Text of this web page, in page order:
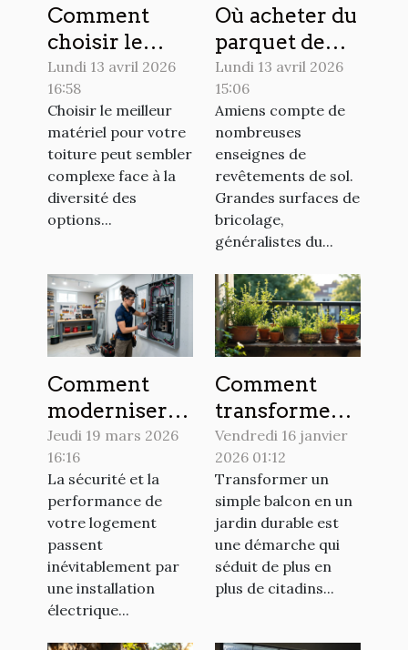
Comment
choisir le
meilleur
matériel pour
votre toiture
?
Lundi 13 avril 2026
16:58
Choisir le meilleur
matériel pour votre
toiture peut sembler
complexe face à la
diversité des
options...
Où acheter du
parquet de
qualité à
Amiens ?
Lundi 13 avril 2026
15:06
Amiens compte de
nombreuses
enseignes de
revêtements de sol.
Grandes surfaces de
bricolage,
généralistes du...
Comment
moderniser
votre
installation
électrique
domestique ?
Jeudi 19 mars 2026
16:16
La sécurité et la
performance de
votre logement
passent
inévitablement par
une installation
électrique...
Comment
transformer
votre balcon
en jardin
durable ?
Vendredi 16 janvier
2026 01:12
Transformer un
simple balcon en un
jardin durable est
une démarche qui
séduit de plus en
plus de citadins...